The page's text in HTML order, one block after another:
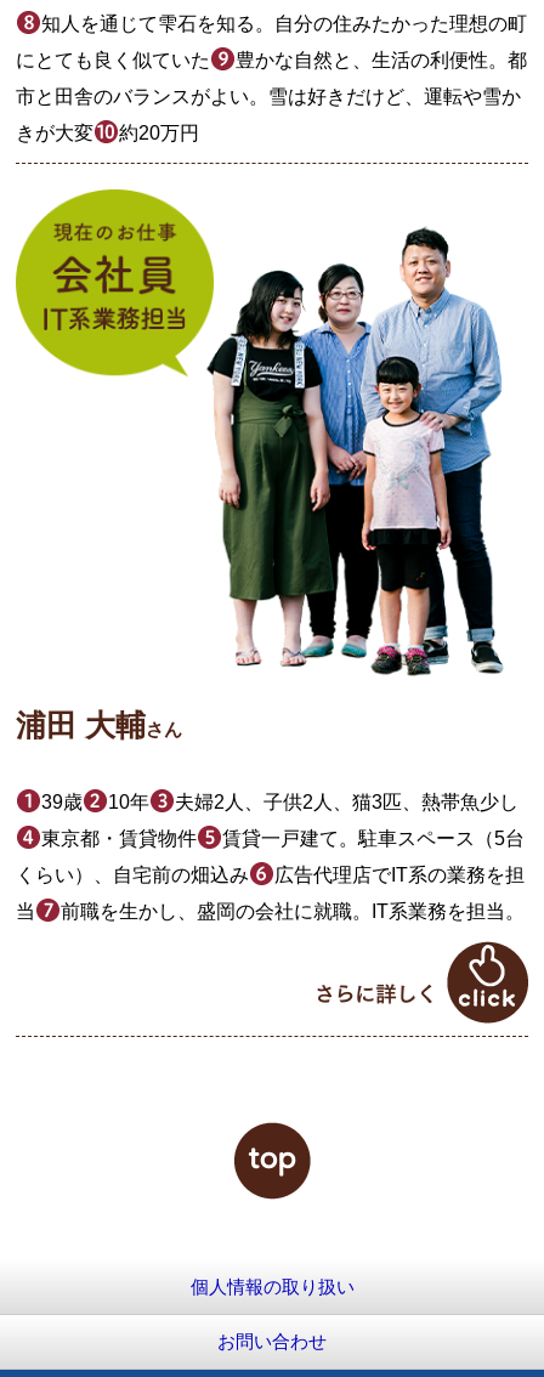
知人を通じて雫石を知る。自分の住みたかった理想の町
にとても良く似ていた
豊かな自然と、生活の利便性。都
市と田舎のバランスがよい。雪は好きだけど、運転や雪か
きが大変
約20万円
浦田 大輔さん
39歳 10年
夫婦2人、子供2人、猫3匹、熱帯魚少し
東京都・賃貸物件
賃貸一戸建て。駐車スペース（5台
くらい）、自宅前の畑込み
広告代理店でIT系の業務を担
当
前職を生かし、盛岡の会社に就職。IT系業務を担当。
個人情報の取り扱い
お問い合わせ